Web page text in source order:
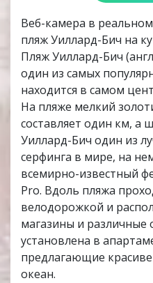
Веб-камера в
пляж Уиллард-Бич на
Пляж Уиллард-Бич
один из самых
находится в самом
На пляже мелкий
составляет один км, а
Уиллард-Бич один из
серфинга в мире, на
всемирно-известный
Pro. Вдоль пляжа
велодорожкой и
магазины и различные
установлена в
предлагающие
океан.